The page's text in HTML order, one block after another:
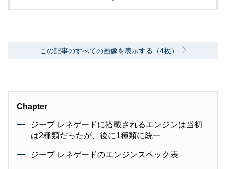
動向や流行りの装備の価値評価などを加味し
この記事のすべての画像を表示する（4枚）
Chapter
ジープ レネゲードに搭載されるエンジンは当初
は2種類だったが、後に1種類に統一
ジープ レネゲードのエンジンスペック表